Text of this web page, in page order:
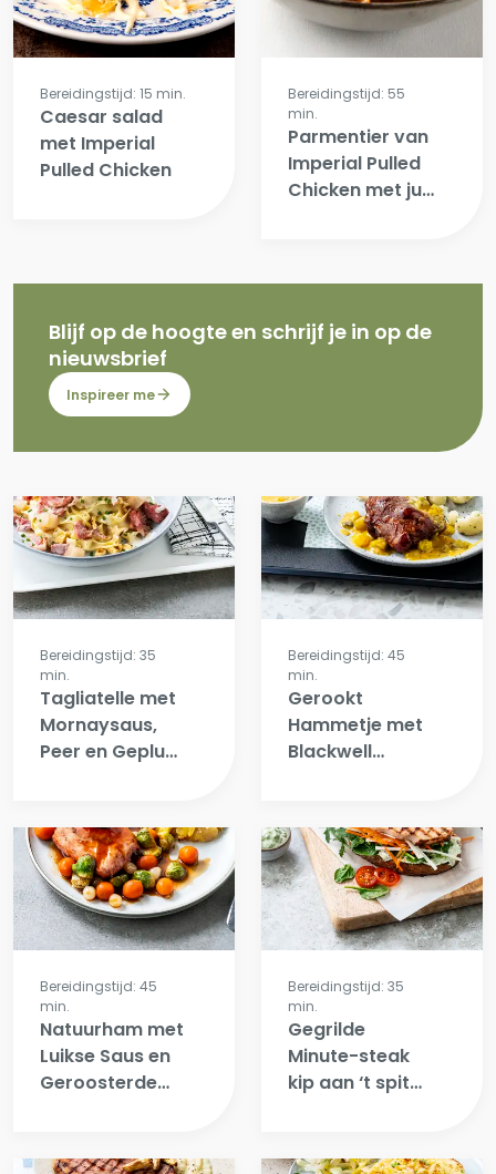
Bereidingstijd: 15 min.
Caesar salad
met Imperial
Pulled Chicken
Bereidingstijd: 55
min.
Parmentier van
Imperial Pulled
Chicken met jus
pickles van
rode ui.
Blijf op de hoogte en schrijf je in op de
nieuwsbrief
Inspireer me
Bereidingstijd: 35
min.
Tagliatelle met
Mornaysaus,
Peer en Geplukt
Bereidingstijd: 45
min.
Gerookt
Hammetje met
Blackwell
Bereidingstijd: 45
min.
Natuurham met
Luikse Saus en
Geroosterde
Bereidingstijd: 35
min.
Gegrilde
Minute-steak
kip aan ‘t spit
met wasabi-